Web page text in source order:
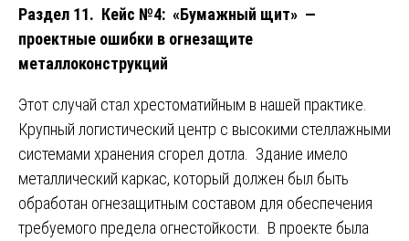
Раздел 11. Кейс №4: «Бумажный щит» —
проектные ошибки в огнезащите
металлоконструкций
Этот случай стал хрестоматийным в нашей практике.
Крупный логистический центр с высокими стеллажными
системами хранения сгорел дотла. Здание имело
металлический каркас, который должен был быть
обработан огнезащитным составом для обеспечения
требуемого предела огнестойкости. В проекте была